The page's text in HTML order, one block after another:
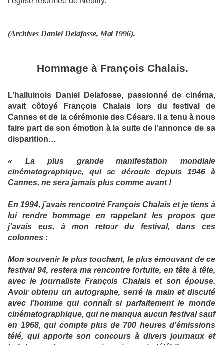
(Archives Daniel Delafosse, Mai 1996).
Hommage à François Chalais.
L’halluinois Daniel Delafosse, passionné de cinéma,
avait côtoyé François Chalais lors du festival de
Cannes et de la cérémonie des Césars. Il a tenu à nous
faire part de son émotion à la suite de l’annonce de sa
disparition…
« La plus grande manifestation mondiale
cinématographique, qui se déroule depuis 1946 à
Cannes, ne sera jamais plus comme avant !
En 1994, j’avais rencontré François Chalais et je tiens à
lui rendre hommage en rappelant les propos que
j’avais eus, à mon retour du festival, dans ces
colonnes :
Mon souvenir le plus touchant, le plus émouvant de ce
festival 94, restera ma rencontre fortuite, en tête à tête,
avec le journaliste François Chalais et son épouse.
Avoir obtenu un autographe, serré la main et discuté
avec l’homme qui connaît si parfaitement le monde
cinématographique, qui ne manqua aucun festival sauf
en 1968, qui compte plus de 700 heures d’émissions
télé, qui apporte son concours à divers journaux et